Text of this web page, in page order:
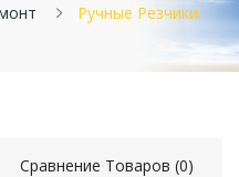
Ручные Резчики
Сравнение Товаров (0)